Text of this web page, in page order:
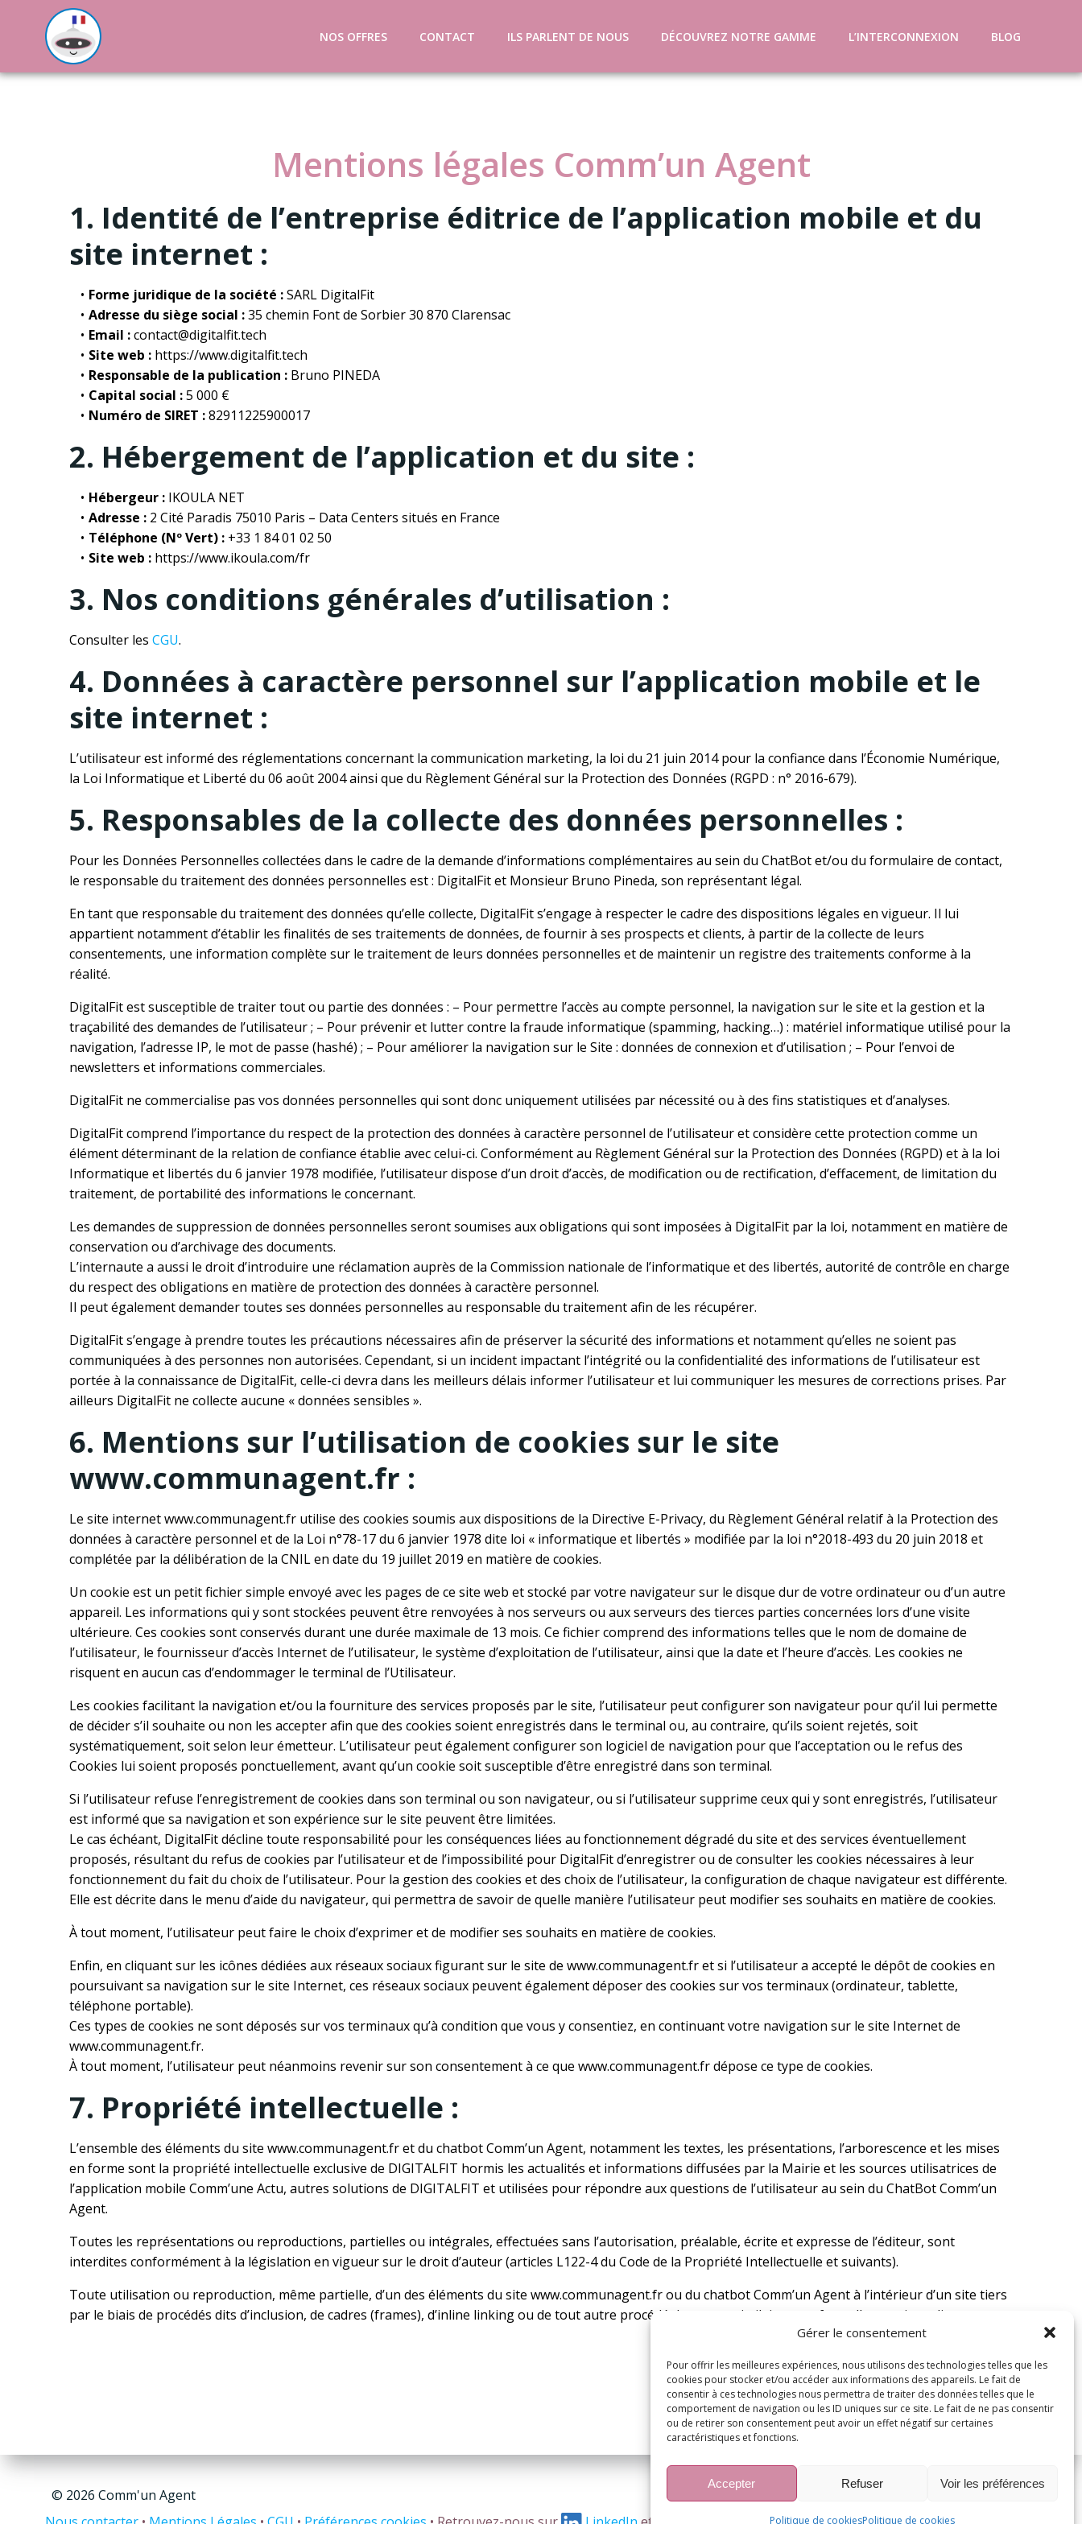
Gérer le consentement
Pour offrir les meilleures expériences, nous utilisons des technologies telles que les
cookies pour stocker et/ou accéder aux informations des appareils. Le fait de
consentir à ces technologies nous permettra de traiter des données telles que le
comportement de navigation ou les ID uniques sur ce site. Le fait de ne pas consentir
ou de retirer son consentement peut avoir un effet négatif sur certaines
caractéristiques et fonctions.
Accepter Refuser Voir les préférences
Politique de cookiesPolitique de cookies
contenu
NOS OFFRES CONTACT ILS PARLENT DE NOUS DÉCOUVREZ NOTRE GAMME L’INTERCONNEXION BLOG
Mentions légales Comm’un Agent
1. Identité de l’entreprise éditrice de l’application mobile et du
site internet :
Forme juridique de la société :SARL DigitalFit
Adresse du siège social :35 chemin Font de Sorbier 30 870 Clarensac
Email :contact@digitalfit.tech
Site web :https://www.digitalfit.tech
Responsable de la publication :Bruno PINEDA
Capital social :5 000 €
Numéro de SIRET :82911225900017
2. Hébergement de l’application et du site :
Hébergeur :IKOULA NET
Adresse :2 Cité Paradis 75010 Paris – Data Centers situés en France
Téléphone (Nº Vert) :+33 1 84 01 02 50
Site web :https://www.ikoula.com/fr
3. Nos conditions générales d’utilisation :
Consulter les CGU.
4. Données à caractère personnel sur l’application mobile et le
site internet :
L’utilisateur est informé des réglementations concernant la communication marketing, la loi du 21 juin 2014 pour la confiance dans l’Économie Numérique,
la Loi Informatique et Liberté du 06 août 2004 ainsi que du Règlement Général sur la Protection des Données (RGPD : n° 2016-679).
5. Responsables de la collecte des données personnelles :
Pour les Données Personnelles collectées dans le cadre de la demande d’informations complémentaires au sein du ChatBot et/ou du formulaire de contact,
le responsable du traitement des données personnelles est : DigitalFit et Monsieur Bruno Pineda, son représentant légal.
En tant que responsable du traitement des données qu’elle collecte, DigitalFit s’engage à respecter le cadre des dispositions légales en vigueur. Il lui
appartient notamment d’établir les finalités de ses traitements de données, de fournir à ses prospects et clients, à partir de la collecte de leurs
consentements, une information complète sur le traitement de leurs données personnelles et de maintenir un registre des traitements conforme à la
réalité.
DigitalFit est susceptible de traiter tout ou partie des données : – Pour permettre l’accès au compte personnel, la navigation sur le site et la gestion et la
traçabilité des demandes de l’utilisateur ; – Pour prévenir et lutter contre la fraude informatique (spamming, hacking…) : matériel informatique utilisé pour la
navigation, l’adresse IP, le mot de passe (hashé) ; – Pour améliorer la navigation sur le Site : données de connexion et d’utilisation ; – Pour l’envoi de
newsletters et informations commerciales.
DigitalFit ne commercialise pas vos données personnelles qui sont donc uniquement utilisées par nécessité ou à des fins statistiques et d’analyses.
DigitalFit comprend l’importance du respect de la protection des données à caractère personnel de l’utilisateur et considère cette protection comme un
élément déterminant de la relation de confiance établie avec celui-ci. Conformément au Règlement Général sur la Protection des Données (RGPD) et à la loi
Informatique et libertés du 6 janvier 1978 modifiée, l’utilisateur dispose d’un droit d’accès, de modification ou de rectification, d’effacement, de limitation du
traitement, de portabilité des informations le concernant.
Les demandes de suppression de données personnelles seront soumises aux obligations qui sont imposées à DigitalFit par la loi, notamment en matière de
conservation ou d’archivage des documents.
L’internaute a aussi le droit d’introduire une réclamation auprès de la Commission nationale de l’informatique et des libertés, autorité de contrôle en charge
du respect des obligations en matière de protection des données à caractère personnel.
Il peut également demander toutes ses données personnelles au responsable du traitement afin de les récupérer.
DigitalFit s’engage à prendre toutes les précautions nécessaires afin de préserver la sécurité des informations et notamment qu’elles ne soient pas
communiquées à des personnes non autorisées. Cependant, si un incident impactant l’intégrité ou la confidentialité des informations de l’utilisateur est
portée à la connaissance de DigitalFit, celle-ci devra dans les meilleurs délais informer l’utilisateur et lui communiquer les mesures de corrections prises. Par
ailleurs DigitalFit ne collecte aucune « données sensibles ».
6. Mentions sur l’utilisation de cookies sur le site
www.communagent.fr :
Le site internet www.communagent.fr utilise des cookies soumis aux dispositions de la Directive E-Privacy, du Règlement Général relatif à la Protection des
données à caractère personnel et de la Loi n°78-17 du 6 janvier 1978 dite loi « informatique et libertés » modifiée par la loi n°2018-493 du 20 juin 2018 et
complétée par la délibération de la CNIL en date du 19 juillet 2019 en matière de cookies.
Un cookie est un petit fichier simple envoyé avec les pages de ce site web et stocké par votre navigateur sur le disque dur de votre ordinateur ou d’un autre
appareil. Les informations qui y sont stockées peuvent être renvoyées à nos serveurs ou aux serveurs des tierces parties concernées lors d’une visite
ultérieure. Ces cookies sont conservés durant une durée maximale de 13 mois. Ce fichier comprend des informations telles que le nom de domaine de
l’utilisateur, le fournisseur d’accès Internet de l’utilisateur, le système d’exploitation de l’utilisateur, ainsi que la date et l’heure d’accès. Les cookies ne
risquent en aucun cas d’endommager le terminal de l’Utilisateur.
Les cookies facilitant la navigation et/ou la fourniture des services proposés par le site, l’utilisateur peut configurer son navigateur pour qu’il lui permette
de décider s’il souhaite ou non les accepter afin que des cookies soient enregistrés dans le terminal ou, au contraire, qu’ils soient rejetés, soit
systématiquement, soit selon leur émetteur. L’utilisateur peut également configurer son logiciel de navigation pour que l’acceptation ou le refus des
Cookies lui soient proposés ponctuellement, avant qu’un cookie soit susceptible d’être enregistré dans son terminal.
Si l’utilisateur refuse l’enregistrement de cookies dans son terminal ou son navigateur, ou si l’utilisateur supprime ceux qui y sont enregistrés, l’utilisateur
est informé que sa navigation et son expérience sur le site peuvent être limitées.
Le cas échéant, DigitalFit décline toute responsabilité pour les conséquences liées au fonctionnement dégradé du site et des services éventuellement
proposés, résultant du refus de cookies par l’utilisateur et de l’impossibilité pour DigitalFit d’enregistrer ou de consulter les cookies nécessaires à leur
fonctionnement du fait du choix de l’utilisateur. Pour la gestion des cookies et des choix de l’utilisateur, la configuration de chaque navigateur est différente.
Elle est décrite dans le menu d’aide du navigateur, qui permettra de savoir de quelle manière l’utilisateur peut modifier ses souhaits en matière de cookies.
À tout moment, l’utilisateur peut faire le choix d’exprimer et de modifier ses souhaits en matière de cookies.
Enfin, en cliquant sur les icônes dédiées aux réseaux sociaux figurant sur le site de www.communagent.fr et si l’utilisateur a accepté le dépôt de cookies en
poursuivant sa navigation sur le site Internet, ces réseaux sociaux peuvent également déposer des cookies sur vos terminaux (ordinateur, tablette,
téléphone portable).
Ces types de cookies ne sont déposés sur vos terminaux qu’à condition que vous y consentiez, en continuant votre navigation sur le site Internet de
www.communagent.fr.
À tout moment, l’utilisateur peut néanmoins revenir sur son consentement à ce que www.communagent.fr dépose ce type de cookies.
7. Propriété intellectuelle :
L’ensemble des éléments du site www.communagent.fr et du chatbot Comm’un Agent, notamment les textes, les présentations, l’arborescence et les mises
en forme sont la propriété intellectuelle exclusive de DIGITALFIT hormis les actualités et informations diffusées par la Mairie et les sources utilisatrices de
l’application mobile Comm’une Actu, autres solutions de DIGITALFIT et utilisées pour répondre aux questions de l’utilisateur au sein du ChatBot Comm’un
Agent.
Toutes les représentations ou reproductions, partielles ou intégrales, effectuées sans l’autorisation, préalable, écrite et expresse de l’éditeur, sont
interdites conformément à la législation en vigueur sur le droit d’auteur (articles L122-4 du Code de la Propriété Intellectuelle et suivants).
Toute utilisation ou reproduction, même partielle, d’un des éléments du site www.communagent.fr ou du chatbot Comm’un Agent à l’intérieur d’un site tiers
par le biais de procédés dits d’inclusion, de cadres (frames), d’inline linking ou de tout autre procédé de nature similaire sont formellement interdits.
© 2026 Comm'un Agent